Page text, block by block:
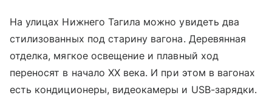
На улицах Нижнего Тагила можно увидеть два
стилизованных под старину вагона. Деревянная
отделка, мягкое освещение и плавный ход
переносят в начало XX века. И при этом в вагонах
есть кондиционеры, видеокамеры и USB-зарядки.